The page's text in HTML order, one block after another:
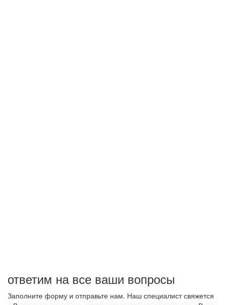
ответим на все ваши вопросы
Заполните форму и отправьте нам. Наш специалист свяжется